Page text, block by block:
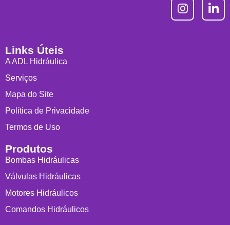
Links Úteis
A ADL Hidráulica
Serviços
Mapa do Site
Política de Privacidade
Termos de Uso
Produtos
Bombas Hidráulicas
Válvulas Hidráulicas
Motores Hidráulicos
Comandos Hidráulicos